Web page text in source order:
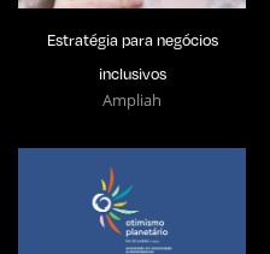
Estratégia para negócios
inclusivos
Ampliah